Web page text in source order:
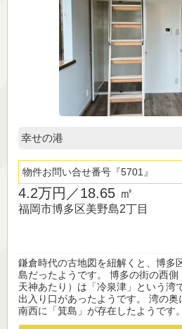
幸せの港
物件お問い合せ番号 5701
4.2万円／18.65 ㎡
福岡市博多区美野島2丁目
鎌倉時代の古地図を紐解くと、博多
島だったようです。 博多の街の西側
天神あたり）は「冷泉津」という湾
出入り口があったようです。 湾の
南西に「箕島」が存在したようです